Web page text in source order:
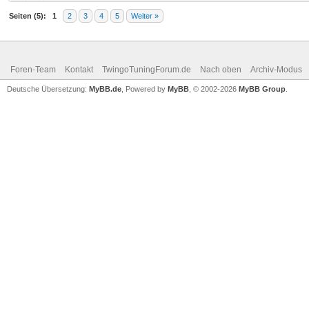
Seiten (5): 1 2 3 4 5 Weiter »
Foren-Team Kontakt TwingoTuningForum.de Nach oben Archiv-Modus
Deutsche Übersetzung: MyBB.de , Powered by MyBB , © 2002-2026 MyBB Group